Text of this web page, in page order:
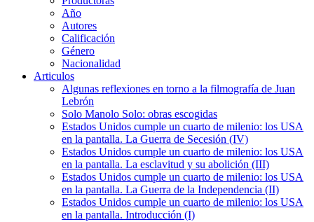
Año
Autores
Calificación
Género
Nacionalidad
Articulos
Algunas reflexiones en torno a la filmografía de Juan
Lebrón
Solo Manolo Solo: obras escogidas
Estados Unidos cumple un cuarto de milenio: los USA
en la pantalla. La Guerra de Secesión (IV)
Estados Unidos cumple un cuarto de milenio: los USA
en la pantalla. La esclavitud y su abolición (III)
Estados Unidos cumple un cuarto de milenio: los USA
en la pantalla. La Guerra de la Independencia (II)
Estados Unidos cumple un cuarto de milenio: los USA
en la pantalla. Introducción (I)